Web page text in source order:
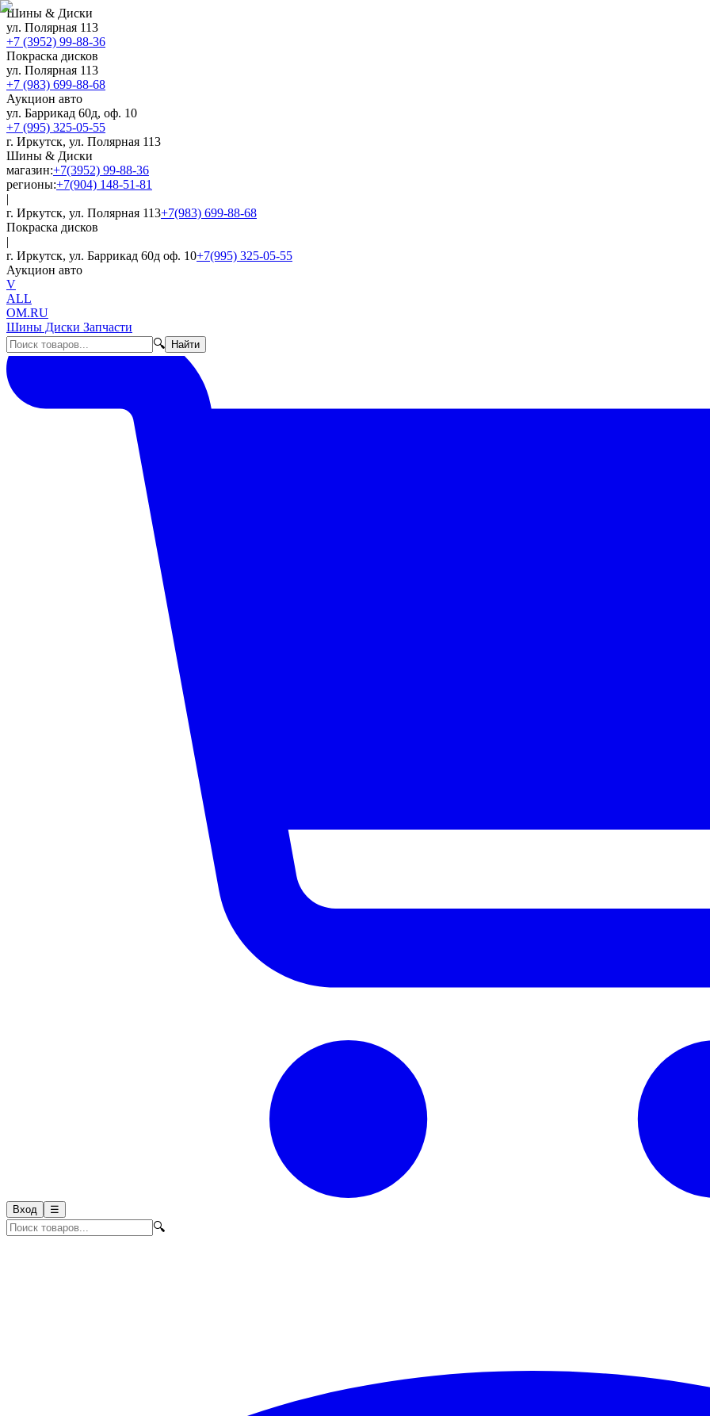
Шины & Диски
ул. Полярная 113
+7 (3952) 99-88-36
Покраска дисков
ул. Полярная 113
+7 (983) 699-88-68
Аукцион авто
ул. Баррикад 60д, оф. 10
+7 (995) 325-05-55
г. Иркутск, ул. Полярная 113
Шины & Диски
магазин:+7(3952) 99-88-36
регионы:+7(904) 148-51-81
|
г. Иркутск, ул. Полярная 113+7(983) 699-88-68
Покраска дисков
|
г. Иркутск, ул. Баррикад 60д оф. 10+7(995) 325-05-55
Аукцион авто
V
ALL
OM.RU
Шины Диски Запчасти
🔍
Найти
Вход ☰
🔍